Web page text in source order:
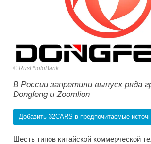
RusPhotoBank
В России запретили выпуск ряда
Dongfeng и Zoomlion
Добавить 32CARS в предпочитаемые
Шесть типов китайской коммерческой